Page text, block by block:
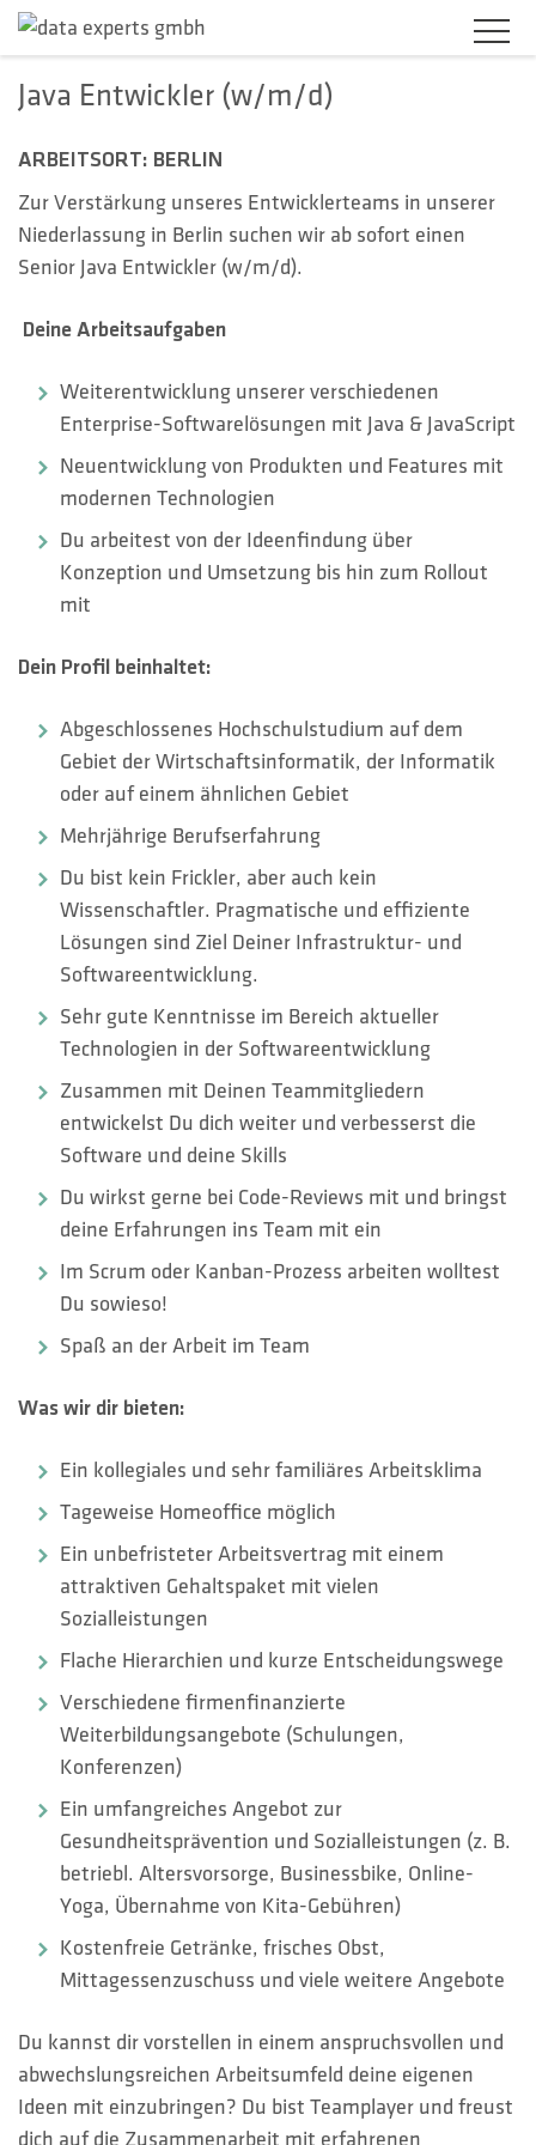
BRANCHEN
PRODUKTLÖSUNGEN
SERVICES
KUNDENBEREICH
KONTAKT
HOTLINES
Suche
Java Entwickler (w/m/d)
ARBEITSORT: BERLIN
Zur Verstärkung unseres Entwicklerteams in unserer
Niederlassung in Berlin suchen wir ab sofort einen
Senior Java Entwickler (w/m/d).
Deine Arbeitsaufgaben
Weiterentwicklung unserer verschiedenen
Enterprise-Softwarelösungen mit Java & JavaScript
Neuentwicklung von Produkten und Features mit
modernen Technologien
Du arbeitest von der Ideenfindung über
Konzeption und Umsetzung bis hin zum Rollout
mit
Dein Profil beinhaltet:
Abgeschlossenes Hochschulstudium auf dem
Gebiet der Wirtschaftsinformatik, der Informatik
oder auf einem ähnlichen Gebiet
Mehrjährige Berufserfahrung
Du bist kein Frickler, aber auch kein
Wissenschaftler. Pragmatische und effiziente
Lösungen sind Ziel Deiner Infrastruktur- und
Softwareentwicklung.
Sehr gute Kenntnisse im Bereich aktueller
Technologien in der Softwareentwicklung
Zusammen mit Deinen Teammitgliedern
entwickelst Du dich weiter und verbesserst die
Software und deine Skills
Du wirkst gerne bei Code-Reviews mit und bringst
deine Erfahrungen ins Team mit ein
Im Scrum oder Kanban-Prozess arbeiten wolltest
Du sowieso!
Spaß an der Arbeit im Team
Was wir dir bieten:
Ein kollegiales und sehr familiäres Arbeitsklima
Tageweise Homeoffice möglich
Ein unbefristeter Arbeitsvertrag mit einem
attraktiven Gehaltspaket mit vielen
Sozialleistungen
Flache Hierarchien und kurze Entscheidungswege
Verschiedene firmenfinanzierte
Weiterbildungsangebote (Schulungen,
Konferenzen)
Ein umfangreiches Angebot zur
Gesundheitsprävention und Sozialleistungen (z. B.
betriebl. Altersvorsorge, Businessbike, Online-
Yoga, Übernahme von Kita-Gebühren)
Kostenfreie Getränke, frisches Obst,
Mittagessenzuschuss und viele weitere Angebote
Du kannst dir vorstellen in einem anspruchsvollen und
abwechslungsreichen Arbeitsumfeld deine eigenen
Ideen mit einzubringen? Du bist Teamplayer und freust
dich auf die Zusammenarbeit mit erfahrenen